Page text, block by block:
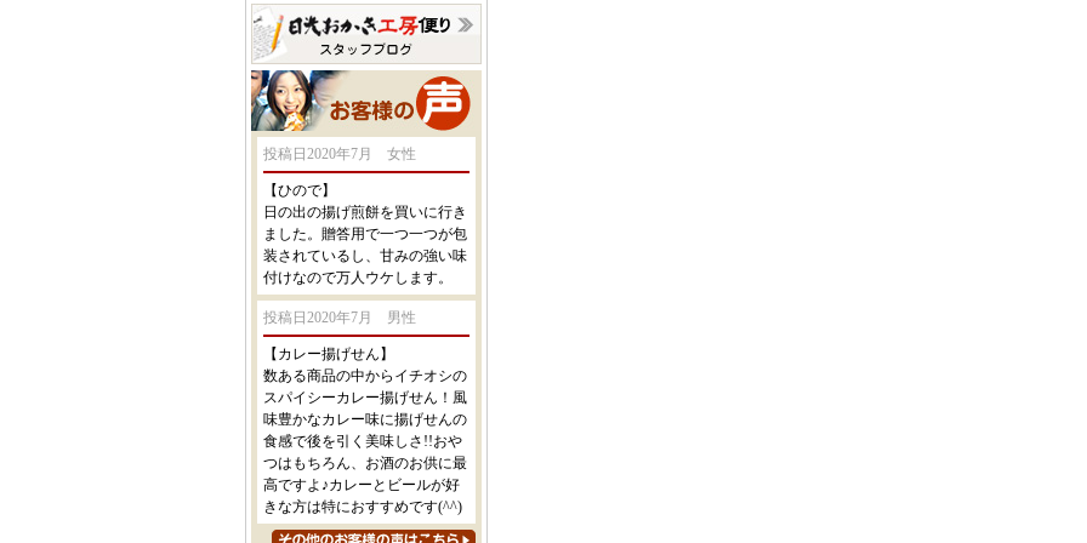
投稿日2020年7月 女性
【ひので】
日の出の揚げ煎餅を買いに行き
ました。贈答用で一つ一つが包
装されているし、甘みの強い味
付けなので万人ウケします。
投稿日2020年7月 男性
【カレー揚げせん】
数ある商品の中からイチオシの
スパイシーカレー揚げせん！風
味豊かなカレー味に揚げせんの
食感で後を引く美味しさ!!おや
つはもちろん、お酒のお供に最
高ですよ♪カレーとビールが好
きな方は特におすすめです(^^)